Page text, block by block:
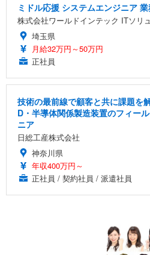
ミドル応援 システムエンジニア
株式会社ワールドインテック ITソリ
埼玉県
月給32万円～50万円
正社員
技術の最前線で顧客と共に課題を
D・半導体関係製造装置のフィー
ニア
日総工産株式会社
神奈川県
年収400万円～
正社員 / 契約社員 / 派遣社員